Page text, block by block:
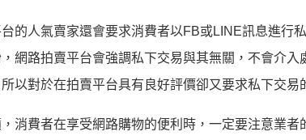
的人氣賣家還會要求消費者以FB或LINE訊息進行
網路拍賣平台會強調私下交易與其無關，不會介
以對於在拍賣平台具有良好評價卻又要求私下交易
消費者在享受網路購物的便利時，一定要注意業